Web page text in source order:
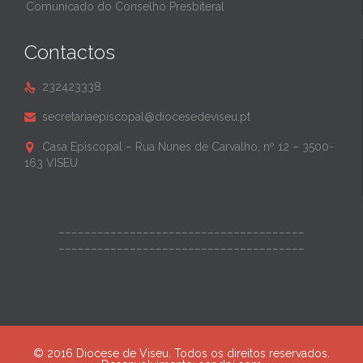
Comunicado do Conselho Presbiteral
Contactos
 232423338
 secretariaepiscopal@diocesedeviseu.pt

Casa Episcopal – Rua Nunes de Carvalho, nº 12 – 3500-
163 VISEU
© 2016 Diocese de Viseu. Todos os direitos reservados.